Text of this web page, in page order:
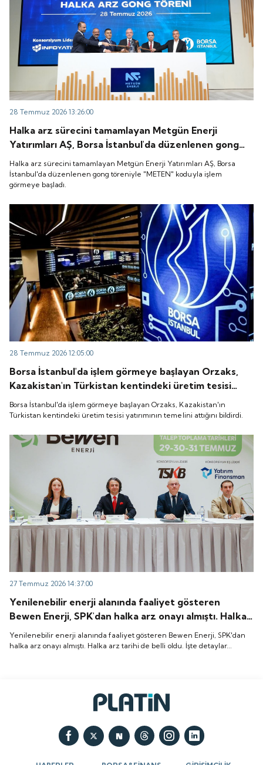
28 Temmuz 2026 13:26:00
Halka arz sürecini tamamlayan Metgün Enerji
Yatırımları AŞ, Borsa İstanbul'da düzenlenen gong
töreniyle "METEN" koduyla işlem görmeye başladı.
Halka arz sürecini tamamlayan Metgün Enerji Yatırımları AŞ, Borsa
İstanbul'da düzenlenen gong töreniyle "METEN" koduyla işlem
görmeye başladı.
28 Temmuz 2026 12:05:00
Borsa İstanbul'da işlem görmeye başlayan Orzaks,
Kazakistan'ın Türkistan kentindeki üretim tesisi
yatırımının temelini attığını bildirdi.
Borsa İstanbul'da işlem görmeye başlayan Orzaks, Kazakistan'ın
Türkistan kentindeki üretim tesisi yatırımının temelini attığını bildirdi.
27 Temmuz 2026 14:37:00
Yenilenebilir enerji alanında faaliyet gösteren
Bewen Enerji, SPK'dan halka arz onayı almıştı. Halka
arz tarihi de belli oldu. İşte detaylar...
Yenilenebilir enerji alanında faaliyet gösteren Bewen Enerji, SPK'dan
halka arz onayı almıştı. Halka arz tarihi de belli oldu. İşte detaylar...